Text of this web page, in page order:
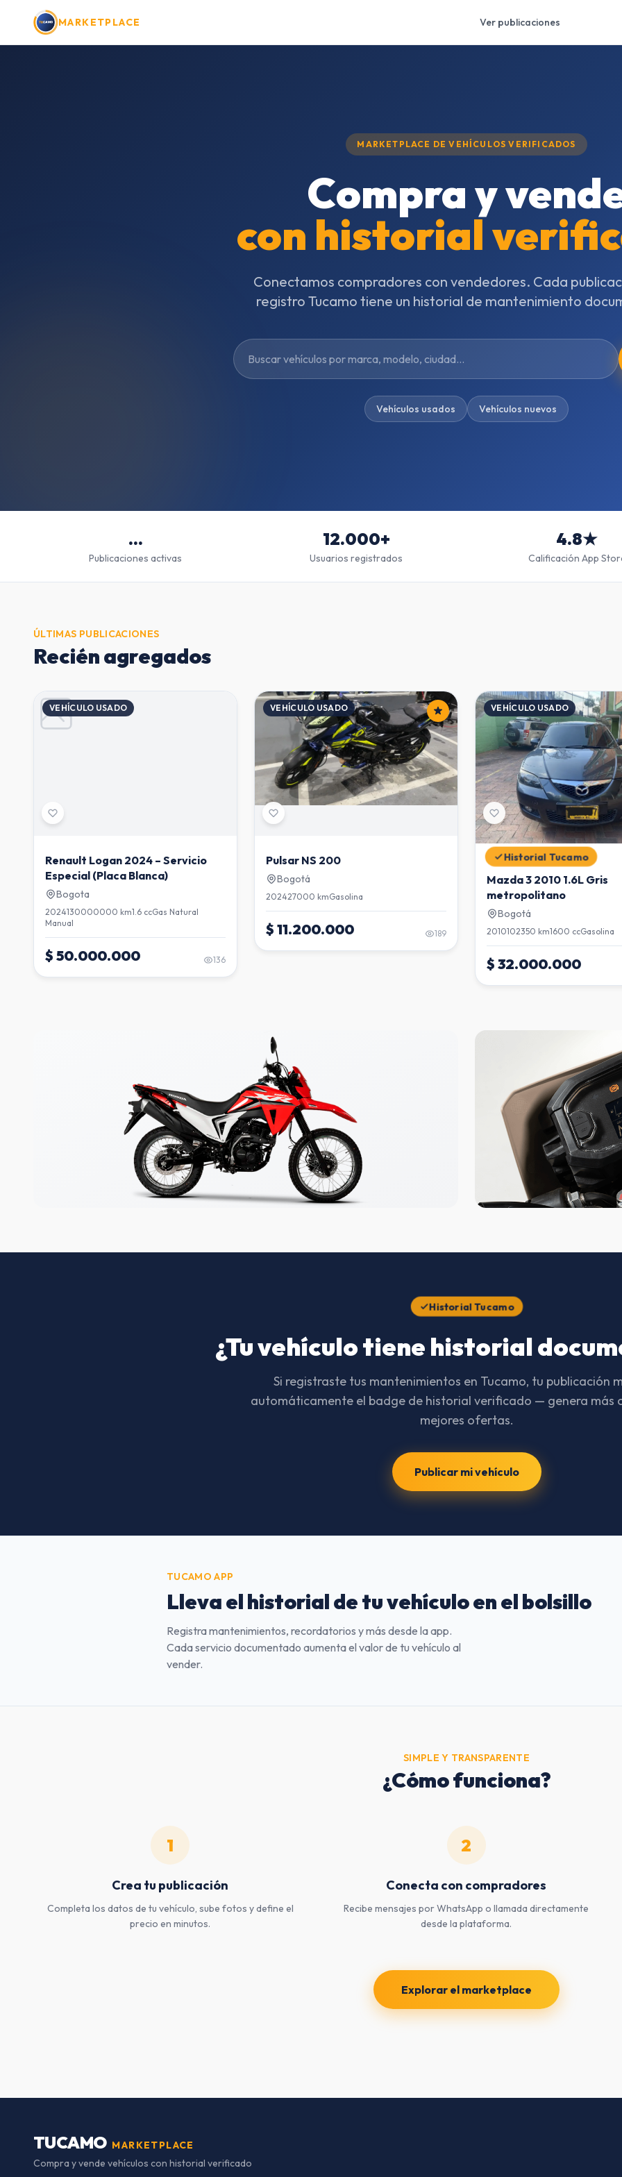
MARKETPLACE Ver publicaciones
MARKETPLACE DE VEHÍCULOS VERIFICADOS
Compra y
con historial
Conectamos compradores con vendedores. Cada
registro Tucamo tiene un historial de mantenimiento
Vehículos usados Vehículos nuevos
...
Publicaciones activas
12.000+
Usuarios registrados
4.8★
Calificación App
ÚLTIMAS PUBLICACIONES
Recién agregados
VEHÍCULO USADO
Renault Logan 2024 – Servicio
Especial (Placa Blanca)
Bogota
2024130000000 km1.6 ccGas Natural
Manual
$ 50.000.000 136
VEHÍCULO USADO
Pulsar NS 200
Bogotá
202427000 kmGasolina
$ 11.200.000 189
VEHÍCULO USADO
Historial Tucamo
Mazda 3 2010 1.6L Gris
metropolitano
Bogotá
2010102350 km1600 ccGasolina
$ 32.000.000
Motos y autos con historial Historial digital
Historial Tucamo
¿Tu vehículo tiene historial
Si registraste tus mantenimientos en Tucamo, tu publicación
automáticamente el badge de historial verificado — genera más
mejores ofertas.
Publicar mi vehículo
TUCAMO APP
Lleva el historial de tu vehículo en el bolsillo
Registra mantenimientos, recordatorios y más desde la app.
Cada servicio documentado aumenta el valor de tu vehículo al
vender.
SIMPLE Y TRANSPARENTE
¿Cómo funciona?
1
Crea tu publicación
Completa los datos de tu vehículo, sube fotos y define el
precio en minutos.
2
Conecta con compradores
Recibe mensajes por WhatsApp o llamada directamente
desde la plataforma.
Explorar el marketplace
TUCAMO MARKETPLACE
Compra y vende vehículos con historial verificado